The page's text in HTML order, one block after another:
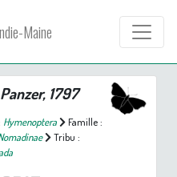
Maine
1797
Hymenoptera
Famille :
Tribu :